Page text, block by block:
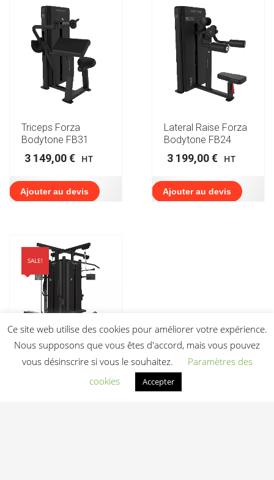
Triceps Forza
Bodytone FB31
3 149,00€ HT
Ajouter au devis
Lateral Raise Forza
Bodytone FB24
3 199,00€ HT
Ajouter au devis
SALE!
Station Multiposte 4
Postes FC4S V2
Ce site web utilise des cookies pour améliorer votre expérience.
Nous supposons que vous êtes d'accord, mais vous pouvez
vous désinscrire si vous le souhaitez.
Paramètres des
cookies
Accepter